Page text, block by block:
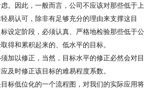
。因此，一般而言，公司不应该对那些低于上
易认可，除非有足够充分的理由来支撑这目
设定阶段，必须认真、严格地检验那些低于公
得和累积起来的、低水平的目标。
加以修正，当然，目标水平的修正必然会对目
及时修正该目标的难易程度系数。
标低位化的一个流程 图 ，对我们的实际应用将